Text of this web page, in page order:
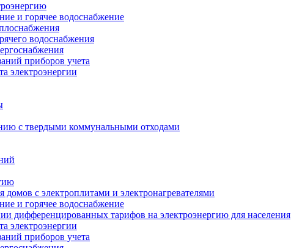
и горячее водоснабжение
водоснабжения
приборов учета
электроэнергии
с твердыми коммунальными отходами
с электроплитами и электронагревателями
и горячее водоснабжение
дифференцированных тарифов на электроэнергию для населения
электроэнергии
приборов учета